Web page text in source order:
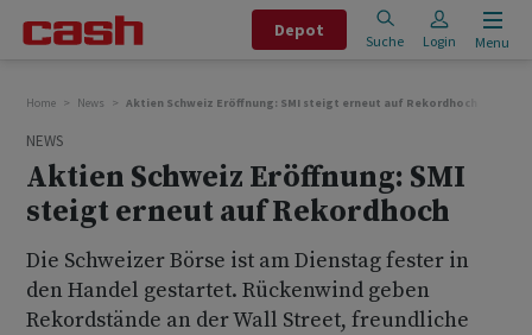
Depot
Suche Login Menu
Home News Aktien Schweiz Eröffnung: SMI steigt erneut auf Rekordhoch
NEWS
Aktien Schweiz Eröffnung: SMI
steigt erneut auf Rekordhoch
Die Schweizer Börse ist am Dienstag fester in
den Handel gestartet. Rückenwind geben
Rekordstände an der Wall Street, freundliche